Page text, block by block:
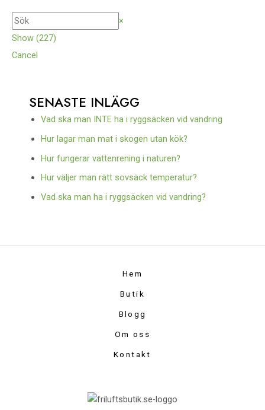
×
Show (227)
Cancel
SENASTE INLÄGG
Vad ska man INTE ha i ryggsäcken vid vandring
Hur lagar man mat i skogen utan kök?
Hur fungerar vattenrening i naturen?
Hur väljer man rätt sovsäck temperatur?
Vad ska man ha i ryggsäcken vid vandring?
Hem
Butik
Blogg
Om oss
Kontakt